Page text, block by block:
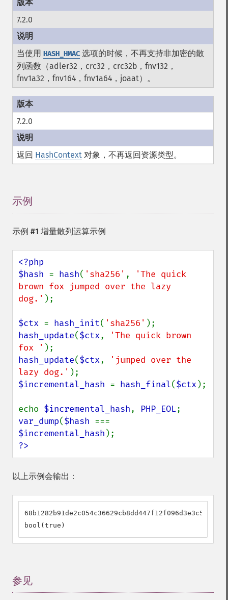
7.2.0
当使用 HASH_HMAC 选项的时候，不再支持非加密的散
列函数（adler32，crc32，crc32b，fnv132，
fnv1a32，fnv164，fnv1a64，joaat）。
7.2.0
返回 HashContext 对象，不再返回资源类型。
示例
示例 #1 增量散列运算示例
<?php
$hash = hash( 'sha256' ,
'The quick
brown fox jumped over the lazy
dog.' );
$ctx = hash_init( 'sha256'
hash_update($ctx,
'The quick brown
fox '
hash_update($ctx,
'jumped over the
lazy dog.'
$incremental_hash = hash_final($ctx );
echo $incremental_hash, PHP_EOL
var_dump($hash
$incremental_hash
?>
以上示例会输出：
bool(true)
参见